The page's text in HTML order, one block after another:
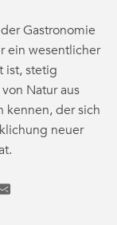
Gastronomie
ein wesentlicher
ist, stetig
Natur aus
kennen, der sich
neuer